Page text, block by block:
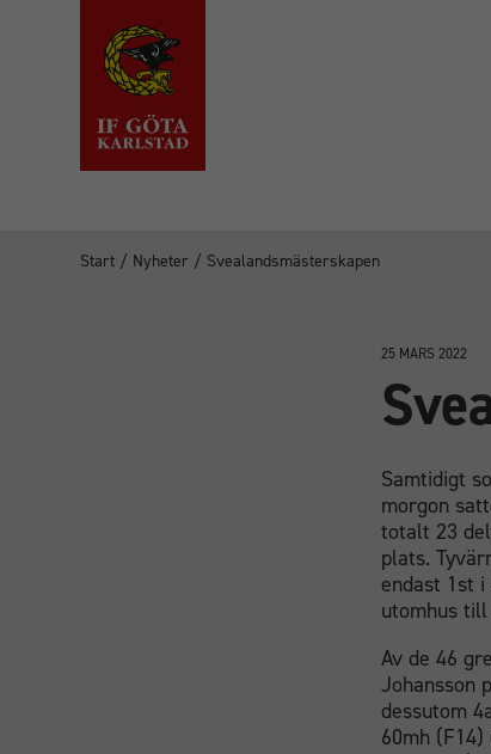
Start / Nyheter / Svealandsmästerskapen
25 MARS 2022
Samtidigt
morgon
totalt 23
plats.
endast 1st
utomhus
Av de 46
Johansson
dessutom
60mh